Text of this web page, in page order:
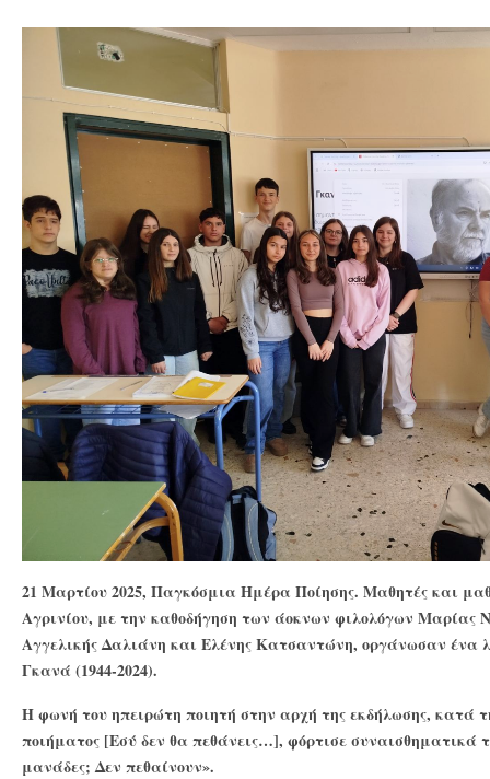
21 Μαρτίου 2025, Παγκόσμια Ημέρα Ποίησης. Μαθητές και
Αγρινίου, με την καθοδήγηση των άοκνων φιλολόγων Μαρίας
Αγγελικής Δαλιάνη και Ελένης Κατσαντώνη, οργάνωσαν ένα
Γκανά (1944-2024).
Η φωνή του ηπειρώτη ποιητή στην αρχή της εκδήλωσης, κατά
ποιήματος [Eσύ δεν θα πεθάνεις…], φόρτισε συναισθηματικά
μανάδες; Δεν πεθαίνουν».